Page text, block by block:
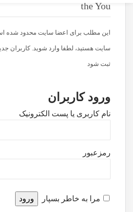
the You
این مطلب برای اعضا سایت محدود شده
سایت هستید، لطفا وارد شوید. کاربران
ثبت شود
ورود کاربران
نام کاربری یا پست الکترونیک
رمزعبور
مرا به خاطر بسپار